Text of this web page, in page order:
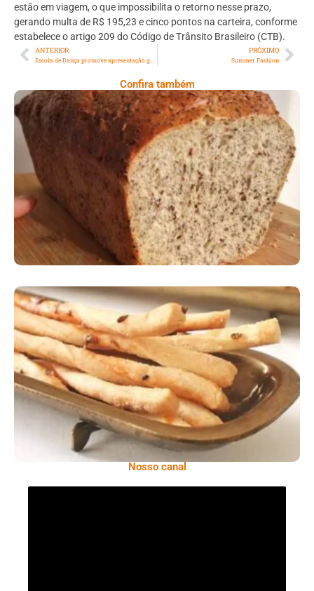
estão em viagem, o que impossibilita o retorno nesse prazo,
gerando multa de R$ 195,23 e cinco pontos na carteira, conforme
estabelece o artigo 209 do Código de Trânsito Brasileiro (CTB).
ANTERIOR PRÓXIMO
Summer Fashion
Confira também
Comer Bem: Pão Low Carb
Comer Bem: Palitinhos De Cebola E Salsa
Nosso canal